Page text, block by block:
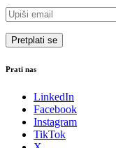
Prati nas
LinkedIn
Facebook
Instagram
TikTok